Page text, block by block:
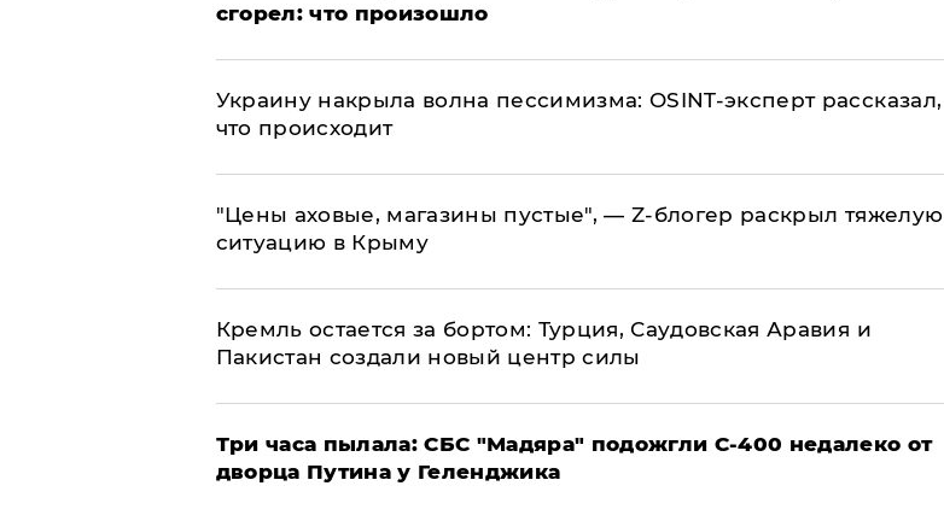
сгорел: что произошло
​Украину накрыла волна пессимизма: OSINT-эксперт рассказал,
что происходит
​"Цены аховые, магазины пустые", — Z-блогер раскрыл тяжелую
ситуацию в Крыму
​Кремль остается за бортом: Турция, Саудовская Аравия и
Пакистан создали новый центр силы
Три часа пылала: СБС "Мадяра" подожгли С-400 недалеко от
дворца Путина у Геленджика